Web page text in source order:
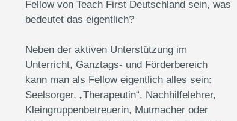
Fellow von Teach First Deutschland sein, was
bedeutet das eigentlich?
Neben der aktiven Unterstützung im
Unterricht, Ganztags- und Förderbereich
kann man als Fellow eigentlich alles sein:
Seelsorger, „Therapeutin“, Nachhilfelehrer,
Kleingruppenbetreuerin, Mutmacher oder